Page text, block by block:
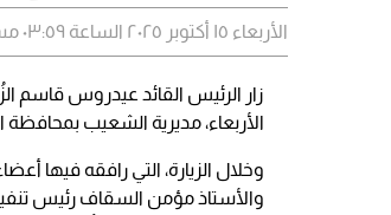
الأربعاء ١٥ أكتوبر ٢٠٢٥ الساعة ٠٣:٥٩ مساءً
زار الرئيس القائد عيدروس قاسم
الأربعاء، مديرية الشعيب بمحافظة الضالع،
وخلال الزيارة، التي رافقه فيها
والأستاذ مؤمن السقاف رئيس